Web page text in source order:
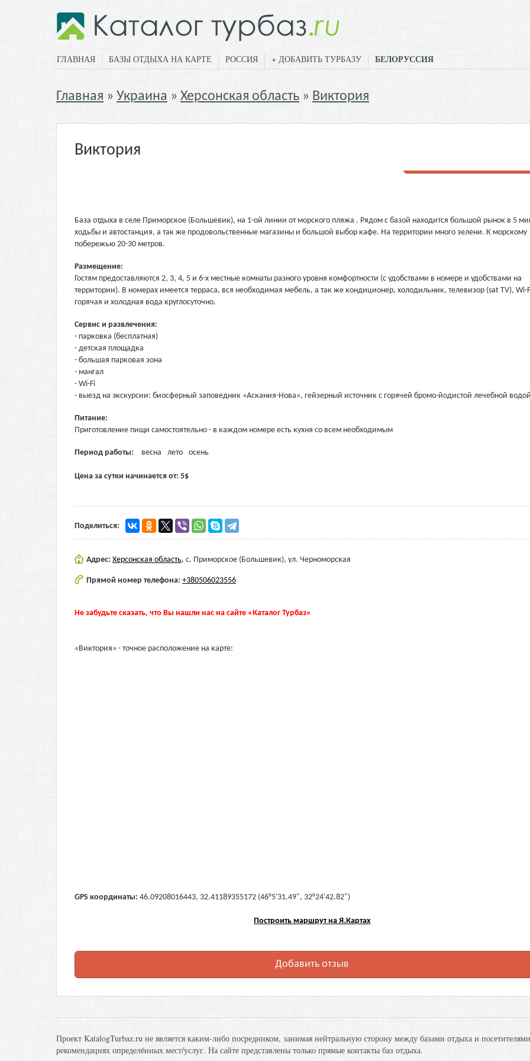
ГЛАВНАЯ БАЗЫ ОТДЫХА НА КАРТЕ РОССИЯ + ДОБАВИТЬ ТУРБАЗУ БЕЛОРУССИЯ
Главная Украина Херсонская область Виктория
Виктория
База отдыха в селе Приморское (Большевик), на 1-ой линии от морского пляжа . Рядом с базой находится большой рынок в 5
ходьбы и автостанция, а так же продовольственные магазины и большой выбор кафе. На территории много зелени. К морскому
побережью 20-30 метров.
Размещение:
Гостям предоставляются 2, 3, 4, 5 и 6-х местные комнаты разного уровня комфортности (с удобствами в номере и удобствами на
территории). В номерах имеется терраса, вся необходимая мебель, а так же кондиционер, холодильник, телевизор (sat TV), Wi-
горячая и холодная вода круглосуточно.
Сервис и развлечения:
- парковка (бесплатная)
- детская площадка
- большая парковая зона
- мангал
- Wi-Fi
- выезд на экскурсии: биосферный заповедник «Аскания-Нова», гейзерный источник с горячей бромо-йодистой лечебной
Питание:
Приготовление пищи самостоятельно - в каждом номере есть кухня со всем необходимым
Период работы: весна лето осень
Цена за сутки начинается от: 5$
Поделиться:
Адрес: Херсонская область, с. Приморское (Большевик), ул. Черноморская
Прямой номер телефона: +380506023556
Не забудьте сказать, что Вы нашли нас на сайте «Каталог Турбаз»
«Виктория» - точное расположение на карте:
GPS координаты: 46.09208016443, 32.41189355172 (46°5'31.49", 32°24'42.82")
Построить маршрут на Я.Картах
Добавить отзыв
Проект KatalogTurbaz.ru не является каким-либо посредником, занимая нейтральную сторону между базами отдыха и
рекомендациях определённых мест/услуг. На сайте представлены только прямые контакты баз отдыха.